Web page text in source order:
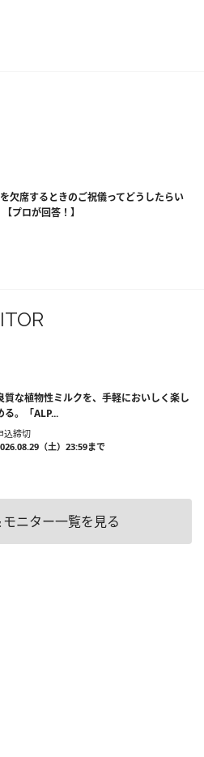
欠席するときのご祝儀ってどうしたらい
プロが回答！】
質な植物性ミルクを、手軽においしく楽し
る。「ALP...
込締切
（土）23:59まで
ニター一覧を見る